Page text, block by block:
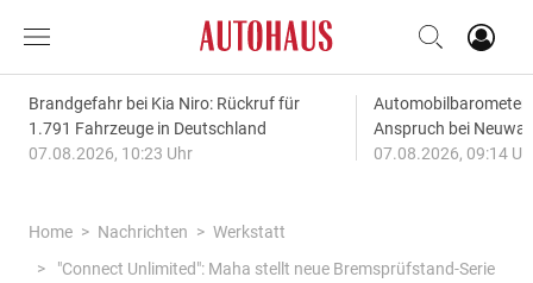
Brandgefahr bei Kia Niro: Rückruf für
1.791 Fahrzeuge in Deutschland
07.08.2026, 10:23 Uhr
Automobilbarometer
Anspruch bei
07.08.2026, 09:14
Home Nachrichten
Werkstatt
"Connect Unlimited": Maha stellt neue Bremsprüfstand-Serie